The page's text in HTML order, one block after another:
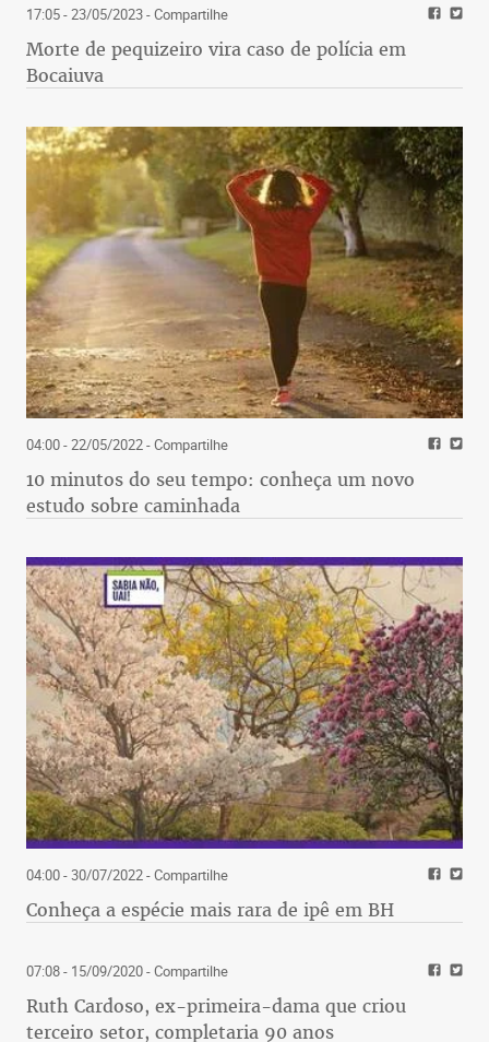
17:05 - 23/05/2023- Compartilhe
Morte de pequizeiro vira caso de polícia em
Bocaiuva
04:00 - 22/05/2022- Compartilhe
10 minutos do seu tempo: conheça um novo
estudo sobre caminhada
04:00 - 30/07/2022- Compartilhe
Conheça a espécie mais rara de ipê em BH
07:08 - 15/09/2020- Compartilhe
Ruth Cardoso, ex-primeira-dama que criou
terceiro setor, completaria 90 anos